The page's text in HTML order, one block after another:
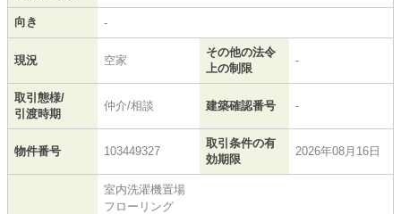
向き -
現況 空家
その他の法令
上の制限
-
取引態様/
引渡時期
仲介/相談 建築確認番号 -
物件番号 103449327
取引条件の有
効期限
2026年08月16日
室内洗濯機置場
フローリング